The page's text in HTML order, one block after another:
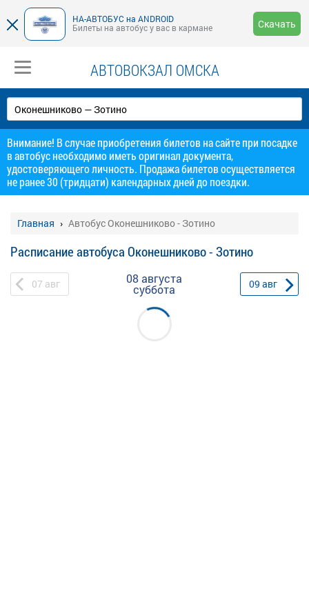
НА-АВТОБУС на ANDROID
Билеты на автобус у вас в кармане
Скачать
АВТОВОКЗАЛ ОМСКА
Внимание! В случае приобретения билетов на сайте при посадке
в автобус необходимо иметь оригинал документа,
удостоверяющего личность. Продажа билетов осуществляется
не ранее 30 (тридцати) календарных дней до поездки.
Главная Автобус Оконешниково - Зотино
Расписание автобуса Оконешниково - Зотино
07 авг 08 августа
суббота 09 авг